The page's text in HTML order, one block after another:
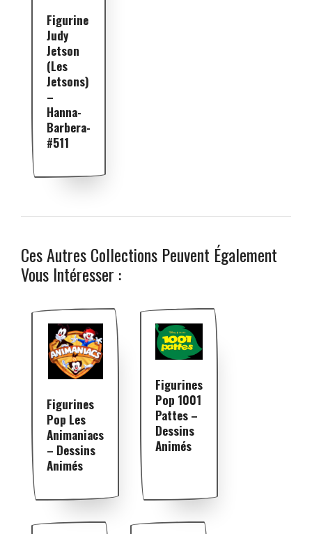
Figurine
Judy
Jetson
(les
Jetsons)
–
Hanna-
Barbera-
#511
Ces Autres Collections Peuvent Également
Vous Intéresser :
Figurines
Pop Les
Animaniacs
– Dessins
Animés
Figurines
Pop 1001
Pattes –
Dessins
Animés